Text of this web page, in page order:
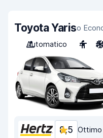
Toyota Yariso
Automatico
4
8,5 Ottimo